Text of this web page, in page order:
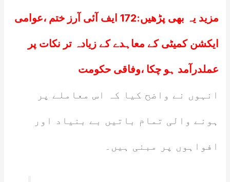
مزید یہ بھی پڑھیں: 172 ایف آئی آرز ختم ،عوامی
ایکشن کمیٹی کے معاہدے کے زیادہ تر نکات پر
عملدرآمد ہو چکا ،وفاقی حکومت
انہوں نے واضح کیا کہ اس معاملے پر
ہونے والی تمام باتیں بے بنیاد اور
افواہوں پر مبنی ہیں۔